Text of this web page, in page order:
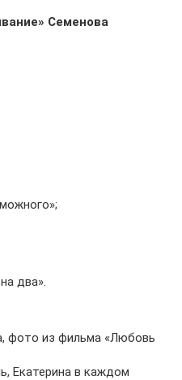
Семенова
два».
фото из фильма «Любовь
Екатерина в каждом